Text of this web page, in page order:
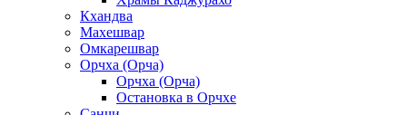
Кхандва
Махешвар
Омкарешвар
Орчха (Орча)
Орчха (Орча)
Остановка в Орчхе